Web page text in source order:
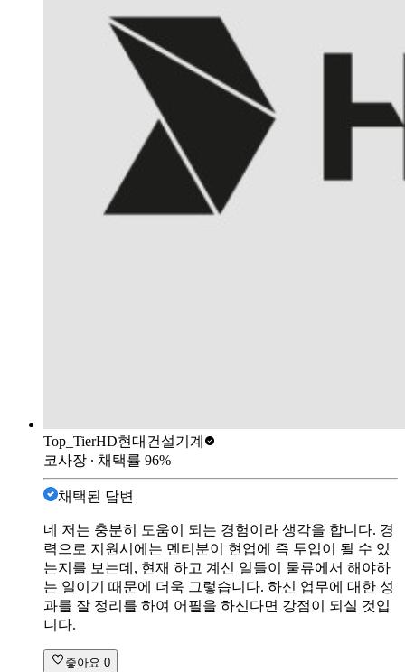
Top_TierHD현대건설기계
코사장 ∙ 채택률 96%
채택된 답변
네 저는 충분히 도움이 되는 경험이라 생각을 합니다. 경
력으로 지원시에는 멘티분이 현업에 즉 투입이 될 수 있
는지를 보는데, 현재 하고 계신 일들이 물류에서 해야하
는 일이기 때문에 더욱 그렇습니다. 하신 업무에 대한 성
과를 잘 정리를 하여 어필을 하신다면 강점이 되실 것입
니다.
좋아요 0